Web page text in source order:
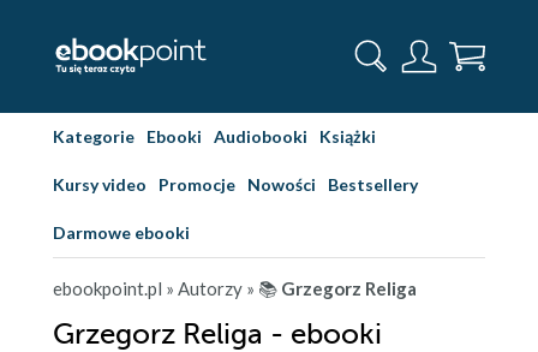
Kategorie Ebooki Audiobooki Książki
Kursy video Promocje Nowości Bestsellery
Darmowe ebooki
ebookpoint.pl » Autorzy » 📚 Grzegorz Religa
Grzegorz Religa - ebooki